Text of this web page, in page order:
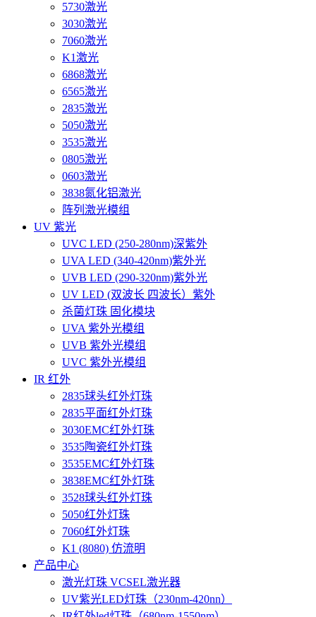
5730激光
3030激光
7060激光
K1激光
6868激光
6565激光
2835激光
5050激光
3535激光
0805激光
0603激光
3838氮化铝激光
阵列激光模组
UV 紫光
UVC LED (250-280nm)深紫外
UVA LED (340-420nm)紫外光
UVB LED (290-320nm)紫外光
UV LED (双波长 四波长）紫外
杀菌灯珠 固化模块
UVA 紫外光模组
UVB 紫外光模组
UVC 紫外光模组
IR 红外
2835球头红外灯珠
2835平面红外灯珠
3030EMC红外灯珠
3535陶瓷红外灯珠
3535EMC红外灯珠
3838EMC红外灯珠
3528球头红外灯珠
5050红外灯珠
7060红外灯珠
K1 (8080) 仿流明
产品中心
激光灯珠 VCSEL激光器
UV紫光LED灯珠（230nm-420nn）